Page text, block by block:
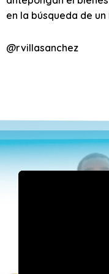
en la búsqueda de
@rvillasanchez